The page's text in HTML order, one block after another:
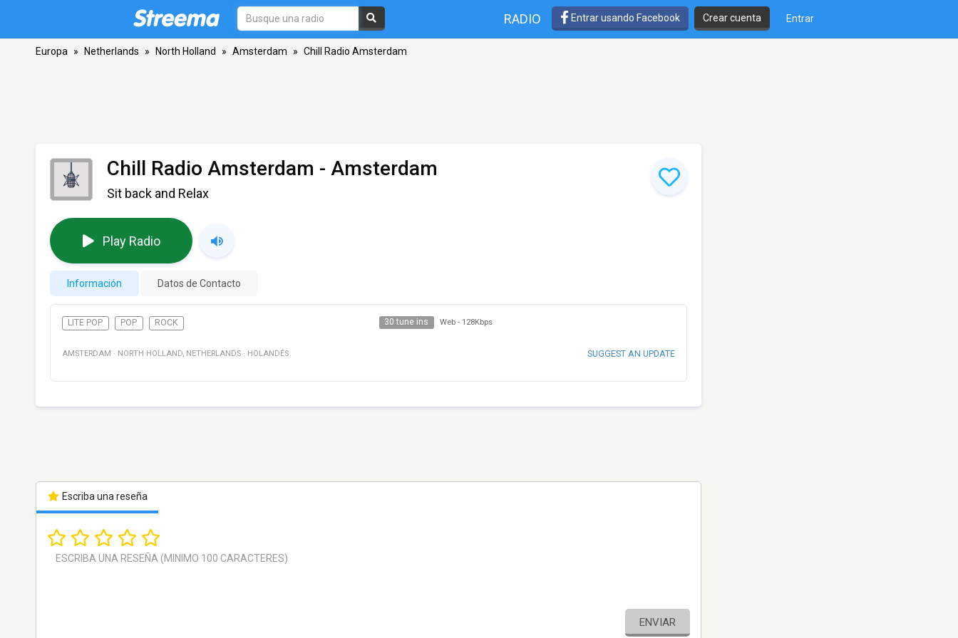
RADIO Entrar usando Facebook Crear cuenta Entrar
Europa » Netherlands » North Holland » Amsterdam » Chill Radio Amsterdam
Chill Radio Amsterdam - Amsterdam
Sit back and Relax
Play Radio
Información Datos de Contacto
LITE POP POP ROCK 30 tune ins Web - 128Kbps
AMSTERDAM · NORTH HOLLAND, NETHERLANDS · HOLANDÉS SUGGEST AN UPDATE
Escriba una reseña
ENVIAR